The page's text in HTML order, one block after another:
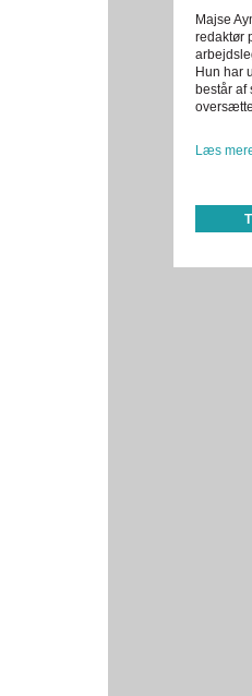
Majse
redaktør
Hun har
består af
Læs